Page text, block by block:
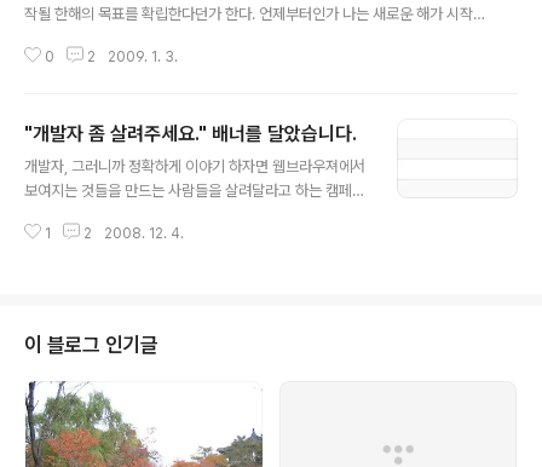
작될 한해의 목표를 확립한다던가 한다. 언제부터인가 나는 새로운 해가 시작되
한 무엇인가를 생각해야 한다는것이 골치 아프기도 했고, 또 이런것들을 세웠다
것도 없었고, 돌아볼 것도 없었다. 한해를 반성하고 한해의 기틀을 세우면서 좀
더 나은 사람이 되는 부류도 있다. 심지어는 하루를 돌아보고 내일의 기틀을 세
우는 사람들도 있다. 이런사람들이 생각하기에 어쩌면 나같은 부류는 "한심한"
0 2 2009. 1. 3.
"개발자 좀 살려주세요." 배너를 달았습니다.
개발자, 그러니까 정확하게 이야기 하자면 웹브라우져에서
보여지는 것들을 만드는 사람들을 살려달라고 하는 캠페인
플로러(IE) 6버전 이하를 사용중인 사람에게 IE7 이상의
6를 전혀 고려하지 않고 있습니다. 테스트 환경도 마땅찮
고 IE6까지 고려하려면 손이 너무나도 많이 가기 때문이죠.
아 물론, 요즘 브라우저 통계를 보고는 이런 생각을 고쳐먹
게 되었지만 말입니다. 사실 저희 회사에서도 개발자 중에 I
E6를 사용하는 분들이 조금 있습니다. IE7 버전으로 업그
레이드를 권하고는 있지..
1 2 2008. 12. 4.
이 블로그 인기글